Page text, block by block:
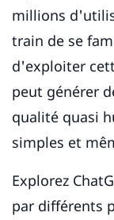
millions
train de se
d'exploiter
peut générer
qualité quasi
simples et
Explorez
par différents